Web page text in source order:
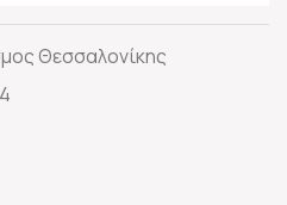
Θεσσαλονίκης